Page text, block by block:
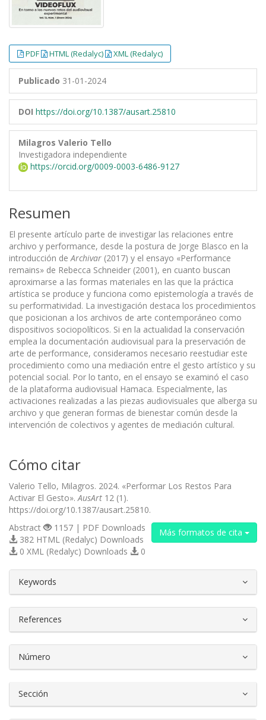
PDF HTML (Redalyc) XML (Redalyc)
Publicado 31-01-2024
DOI https://doi.org/10.1387/ausart.25810
Milagros Valerio Tello
Investigadora independiente
https://orcid.org/0009-0003-6486-9127
Resumen
El presente artículo parte de investigar las relaciones entre
archivo y performance, desde la postura de Jorge Blasco en la
introducción deArchivar (2017) y el ensayo «Performance
remains» de Rebecca Schneider (2001), en cuanto buscan
aproximarse a las formas materiales en las que la práctica
artística se produce y funciona como epistemología a través de
su performatividad. La investigación destaca los procedimientos
que posicionan a los archivos de arte contemporáneo como
dispositivos sociopolíticos. Si en la actualidad la conservación
emplea la documentación audiovisual para la preservación de
arte de performance, consideramos necesario reestudiar este
procedimiento como una mediación entre el gesto artístico y su
potencial social. Por lo tanto, en el ensayo se examinó el caso
de la plataforma audiovisual Hamaca. Especialmente, las
activaciones realizadas a las piezas audiovisuales que alberga su
archivo y que generan formas de bienestar común desde la
intervención de colectivos y agentes de mediación cultural.
Cómo citar
Valerio Tello, Milagros. 2024. «Performar Los Restos Para
Activar El Gesto».AusArt 12 (1).
https://doi.org/10.1387/ausart.25810.
Más formatos de cita
Abstract
1157 | PDF Downloads
382 HTML (Redalyc) Downloads
0 XML (Redalyc) Downloads
0
Keywords
References
Número
Sección